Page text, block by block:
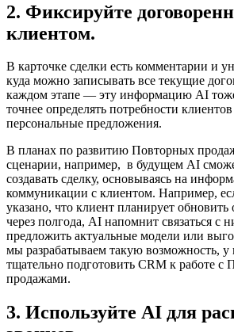
2. Фиксируйте
клиентом.
В карточке сделки есть комментарии и
куда можно записывать все текущие
каждом этапе — эту информацию AI
точнее определять потребности
персональные предложения.
В планах по развитию Повторных
сценарии, например, в будущем AI
создавать сделку, основываясь на
коммуникации с клиентом. Например,
указано, что клиент планирует
через полгода, AI напомнит связаться с
предложить актуальные модели или
мы разрабатываем такую возможность, у
тщательно подготовить CRM к работе с
продажами.
3. Используйте AI для